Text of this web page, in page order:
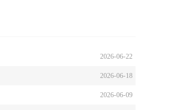
2026-06-22
2026-06-18
2026-06-09